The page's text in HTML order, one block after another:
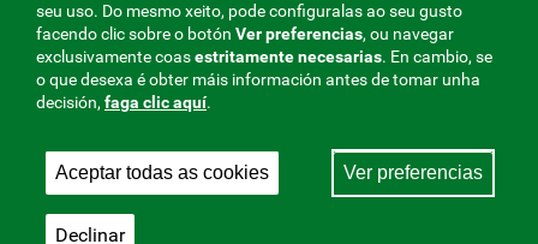
MENÚ
REDES
SOCIALES
V20
Aviso legal|Privacidade
Mutua Colaboradora coa Seguridade Social, 275.
seu uso. Do mesmo xeito, pode configuralas ao seu gusto
facendo clic sobre o botón Ver preferencias, ou navegar
exclusivamente coasestritamentenecesarias. En cambio, se
o que desexa é obter máis información antes de tomar unha
decisión, faga clic aquí.
Aceptar todas as cookies Ver preferencias
Declinar